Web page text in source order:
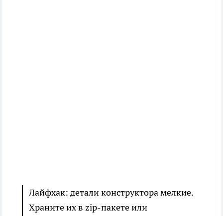
Лайфхак: детали конструктора мелкие.
Храните их в zip-пакете или